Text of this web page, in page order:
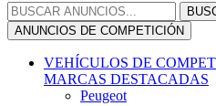
ANUNCIOS DE COMPETICIÓN
VEHÍCULOS DE
MARCAS DESTACADAS
Peugeot
Citroën